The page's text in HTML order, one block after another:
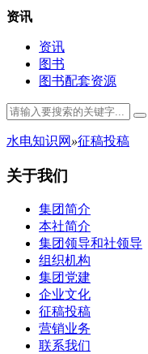
资讯
资讯
图书
图书配套资源
水电知识网 »征稿投稿
关于我们
集团简介
本社简介
集团领导和社领导
组织机构
集团党建
企业文化
征稿投稿
营销业务
联系我们